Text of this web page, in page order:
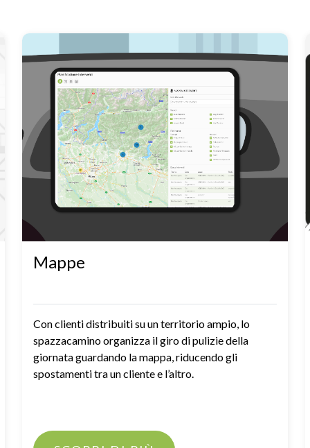
Mappe
Con clienti distribuiti su un territorio ampio, lo
spazzacamino organizza il giro di pulizie della
giornata guardando la mappa, riducendo gli
spostamenti tra un cliente e l’altro.